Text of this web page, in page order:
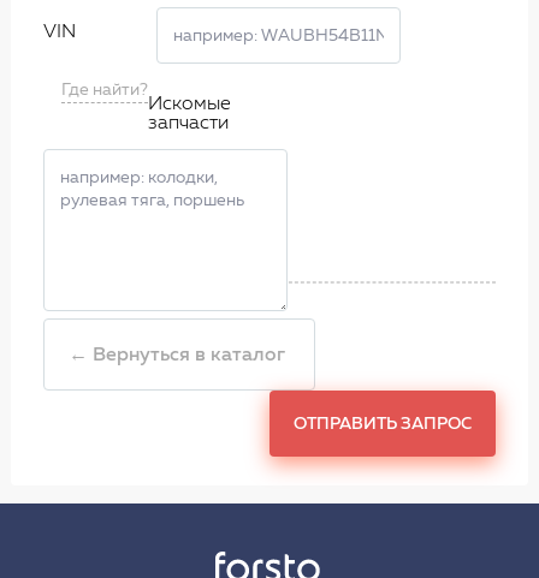
VIN
Где найти?
Искомые
запчасти
← Вернуться в каталог
ОТПРАВИТЬ ЗАПРОС